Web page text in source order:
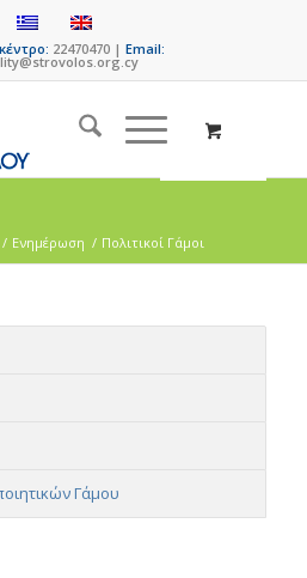
22470470 |Email:
/ Ενημέρωση / Πολιτικοί Γάμοι
Γάμου